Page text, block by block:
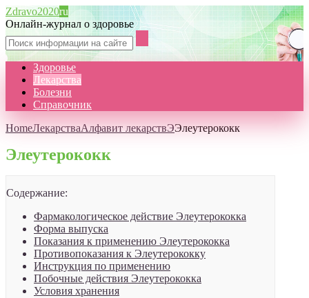
Zdravo2020ru
Онлайн-журнал о здоровье
Здоровье
Лекарства
Болезни
Справочник
HomeЛекарстваАлфавит лекарствЭЭлеутерококк
Элеутерококк
Содержание:
Фармакологическое действие Элеутерококка
Форма выпуска
Показания к применению Элеутерококка
Противопоказания к Элеутерококку
Инструкция по применению
Побочные действия Элеутерококка
Условия хранения